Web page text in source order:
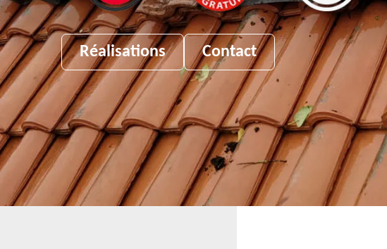
Réalisations Contact